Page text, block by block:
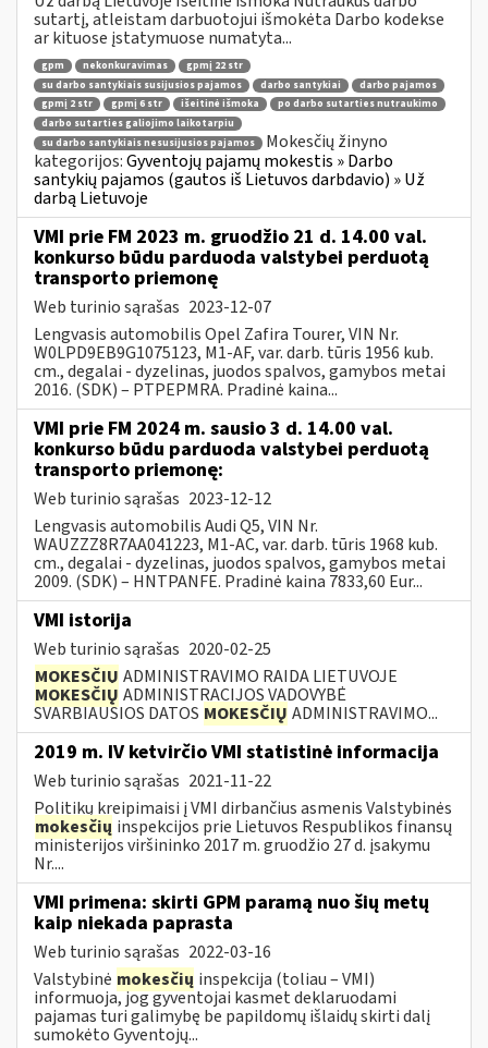
sutartį, atleistam darbuotojui išmokėta Darbo kodekse
ar kituose įstatymuose numatyta...
gpm nekonkuravimas
gpmį 22 str
su darbo santykiais susijusios pajamos
darbo santykiai
darbo pajamos
gpmį 2 str
gpmį 6 str išeitinė išmoka
po darbo sutarties nutraukimo
darbo sutarties galiojimo laikotarpiu
su darbo santykiais nesusijusios pajamos
Mokesčių žinyno
kategorijos:Gyventojų pajamų mokestis » Darbo
santykių pajamos (gautos iš Lietuvos darbdavio) » Už
darbą Lietuvoje
VMI prie FM 2023 m. gruodžio 21 d. 14.00 val.
konkurso būdu parduoda valstybei perduotą
transporto priemonę
Web turinio sąrašas 2023-12-07
Lengvasis automobilis Opel Zafira Tourer, VIN Nr.
W0LPD9EB9G1075123, M1-AF, var. darb. tūris 1956 kub.
cm., degalai - dyzelinas, juodos spalvos, gamybos metai
2016. (SDK) – PTPEPMRA. Pradinė kaina...
VMI prie FM 2024 m. sausio 3 d. 14.00 val.
konkurso būdu parduoda valstybei perduotą
transporto priemonę:
Web turinio sąrašas 2023-12-12
Lengvasis automobilis Audi Q5, VIN Nr.
WAUZZZ8R7AA041223, M1-AC, var. darb. tūris 1968 kub.
cm., degalai - dyzelinas, juodos spalvos, gamybos metai
2009. (SDK) – HNTPANFE. Pradinė kaina 7833,60 Eur...
VMI istorija
Web turinio sąrašas 2020-02-25
MOKESČIŲ ADMINISTRAVIMO RAIDA LIETUVOJE
MOKESČIŲ ADMINISTRACIJOS VADOVYBĖ
SVARBIAUSIOS DATOS MOKESČIŲ ADMINISTRAVIMO...
2019 m. IV ketvirčio VMI statistinė informacija
Web turinio sąrašas 2021-11-22
Politikų kreipimaisi į VMI dirbančius asmenis Valstybinės
mokesčių inspekcijos prie Lietuvos Respublikos finansų
ministerijos viršininko 2017 m. gruodžio 27 d. įsakymu
Nr....
VMI primena: skirti GPM paramą nuo šių metų
kaip niekada paprasta
Web turinio sąrašas 2022-03-16
Valstybinė mokesčių inspekcija (toliau – VMI)
informuoja, jog gyventojai kasmet deklaruodami
pajamas turi galimybę be papildomų išlaidų skirti dalį
sumokėto Gyventojų...